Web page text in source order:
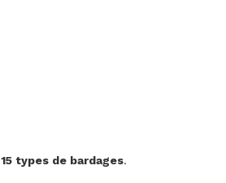
15 types de bardages.